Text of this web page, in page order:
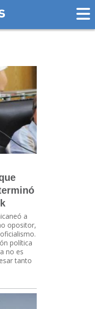
a
opositor,
política
no es
tanto